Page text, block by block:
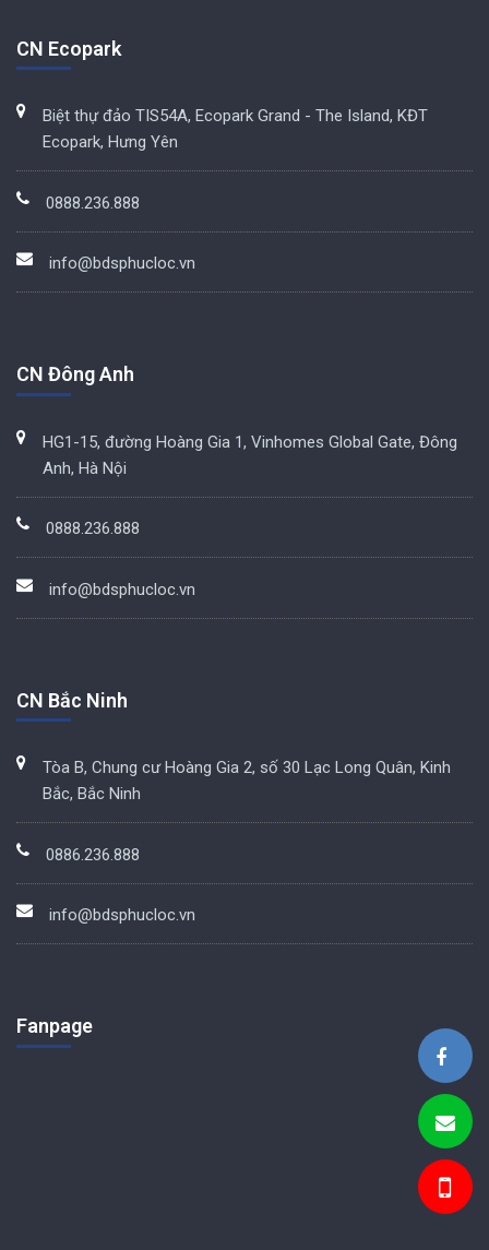
CN Ecopark
Biệt thự đảo TIS54A, Ecopark Grand - The Island, KĐT
Ecopark, Hưng Yên
0888.236.888
info@bdsphucloc.vn
CN Đông Anh
HG1-15, đường Hoàng Gia 1, Vinhomes Global Gate, Đông
Anh, Hà Nội
0888.236.888
info@bdsphucloc.vn
CN Bắc Ninh
Tòa B, Chung cư Hoàng Gia 2, số 30 Lạc Long Quân, Kinh
Bắc, Bắc Ninh
0886.236.888
info@bdsphucloc.vn
Fanpage